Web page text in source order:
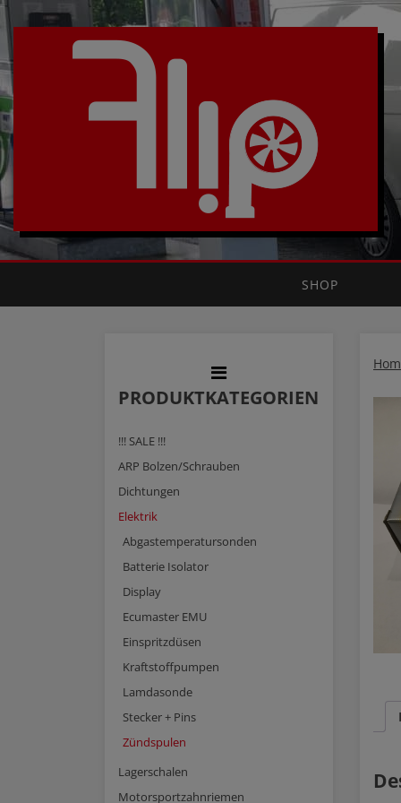
SHOP
PRODUKTKATEGORIEN
!!! SALE !!!
ARP Bolzen/Schrauben
Dichtungen
Elektrik
Abgastemperatursonden
Batterie Isolator
Display
Ecumaster EMU
Einspritzdüsen
Kraftstoffpumpen
Lamdasonde
Stecker + Pins
Zündspulen
Lagerschalen
Motorsportzahnriemen